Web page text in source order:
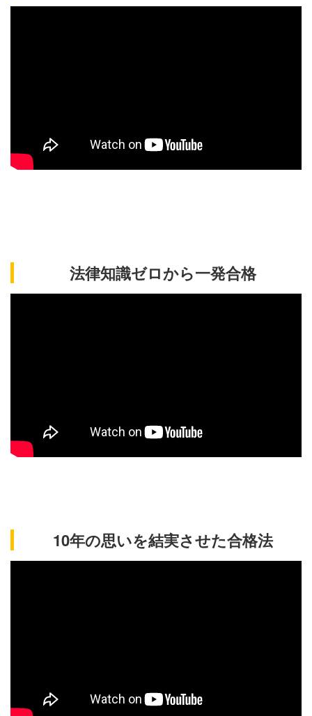
法律知識ゼロから一発合格
10年の思いを結実させた合格法